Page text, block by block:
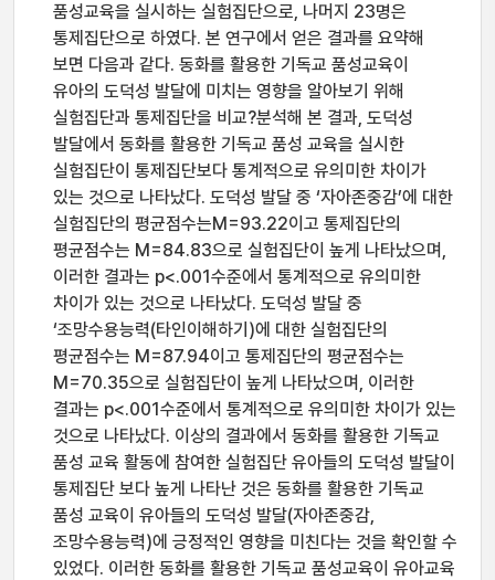
품성교육을 실시하는 실험집단으로, 나머지 23명은
통제집단으로 하였다. 본 연구에서 얻은 결과를 요약해
보면 다음과 같다. 동화를 활용한 기독교 품성교육이
유아의 도덕성 발달에 미치는 영향을 알아보기 위해
실험집단과 통제집단을 비교?분석해 본 결과, 도덕성
발달에서 동화를 활용한 기독교 품성 교육을 실시한
실험집단이 통제집단보다 통계적으로 유의미한 차이가
있는 것으로 나타났다. 도덕성 발달 중 ‘자아존중감’에 대한
실험집단의 평균점수는M=93.22이고 통제집단의
평균점수는 M=84.83으로 실험집단이 높게 나타났으며,
이러한 결과는 p<.001수준에서 통계적으로 유의미한
차이가 있는 것으로 나타났다. 도덕성 발달 중
‘조망수용능력(타인이해하기)에 대한 실험집단의
평균점수는 M=87.94이고 통제집단의 평균점수는
M=70.35으로 실험집단이 높게 나타났으며, 이러한
결과는 p<.001수준에서 통계적으로 유의미한 차이가 있는
것으로 나타났다. 이상의 결과에서 동화를 활용한 기독교
품성 교육 활동에 참여한 실험집단 유아들의 도덕성 발달이
통제집단 보다 높게 나타난 것은 동화를 활용한 기독교
품성 교육이 유아들의 도덕성 발달(자아존중감,
조망수용능력)에 긍정적인 영향을 미친다는 것을 확인할 수
있었다. 이러한 동화를 활용한 기독교 품성교육이 유아교육